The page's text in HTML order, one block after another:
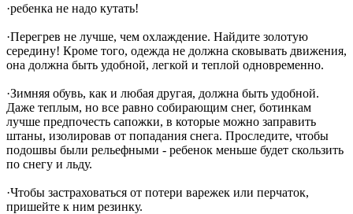
·ребенка не надо кутать!
·Перегрев не лучше, чем охлаждение. Найдите золотую
середину! Кроме того, одежда не должна сковывать движения,
она должна быть удобной, легкой и теплой одновременно.
·Зимняя обувь, как и любая другая, должна быть удобной.
Даже теплым, но все равно собирающим снег, ботинкам
лучше предпочесть сапожки, в которые можно заправить
штаны, изолировав от попадания снега. Проследите, чтобы
подошвы были рельефными - ребенок меньше будет скользить
по снегу и льду.
·Чтобы застраховаться от потери варежек или перчаток,
пришейте к ним резинку.